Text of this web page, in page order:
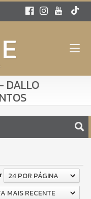
DALLO
24 POR PÁGINA
MAIS RECENTE